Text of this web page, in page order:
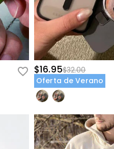
$16.95$32.00
Oferta de Verano